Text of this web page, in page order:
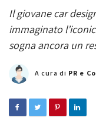
Il giovane car
immaginato
sogna ancora un
A cura di PR e